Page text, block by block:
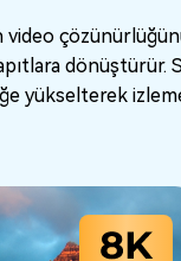
yükselterek